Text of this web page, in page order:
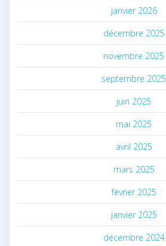
janvier 2026
décembre 2025
novembre 2025
septembre 2025
juin 2025
mai 2025
avril 2025
mars 2025
février 2025
janvier 2025
décembre 2024